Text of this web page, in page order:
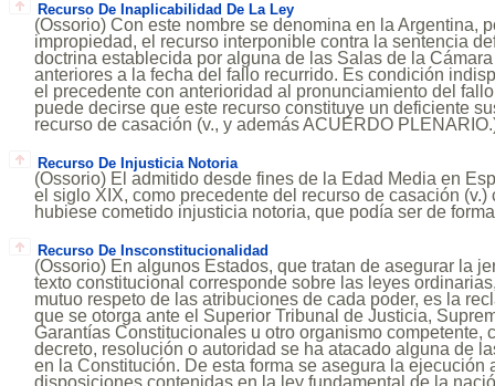
Recurso De Inaplicabilidad De La Ley
(Ossorio) Con este nombre se denomina en la Argentina,
impropiedad, el recurso interponible contra la sentencia
doctrina establecida por alguna de las Salas de la
anteriores a la fecha del fallo recurrido. Es condición
el precedente con anterioridad al pronunciamiento del
puede decirse que este recurso constituye un deficiente
recurso de casación (v., y además ACUERDO
Recurso De Injusticia Notoria
(Ossorio) El admitido desde fines de la Edad Media en
el siglo XIX, como precedente del recurso de casación
hubiese cometido injusticia notoria, que podía ser de
Recurso De Insconstitucionalidad
(Ossorio) En algunos Estados, que tratan de asegurar la
texto constitucional corresponde sobre las leyes
mutuo respeto de las atribuciones de cada poder, es la
que se otorga ante el Superior Tribunal de Justicia,
Garantías Constitucionales u otro organismo competente,
decreto, resolución o autoridad se ha atacado alguna de
en la Constitución. De esta forma se asegura la ejecución